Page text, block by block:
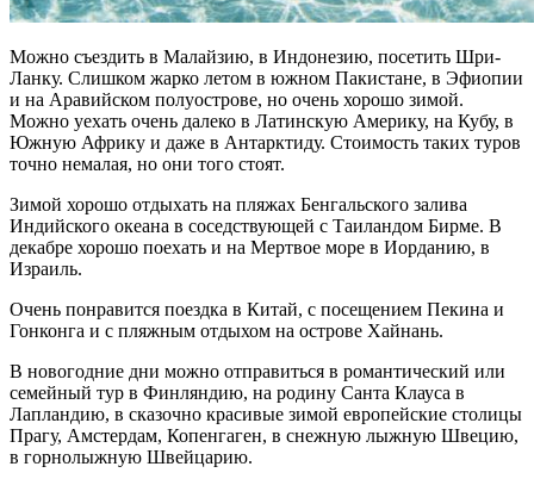
Можно съездить в Малайзию, в Индонезию, посетить Шри-
Ланку. Слишком жарко летом в южном Пакистане, в Эфиопии
и на Аравийском полуострове, но очень хорошо зимой.
Можно уехать очень далеко в Латинскую Америку, на Кубу, в
Южную Африку и даже в Антарктиду. Стоимость таких туров
точно немалая, но они того стоят.
Зимой хорошо отдыхать на пляжах Бенгальского залива
Индийского океана в соседствующей с Таиландом Бирме. В
декабре хорошо поехать и на Мертвое море в Иорданию, в
Израиль.
Очень понравится поездка в Китай, с посещением Пекина и
Гонконга и с пляжным отдыхом на острове Хайнань.
В новогодние дни можно отправиться в романтический или
семейный тур в Финляндию, на родину Санта Клауса в
Лапландию, в сказочно красивые зимой европейские столицы
Прагу, Амстердам, Копенгаген, в снежную лыжную Швецию,
в горнолыжную Швейцарию.